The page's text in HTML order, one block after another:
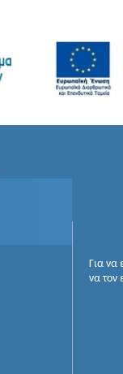
Για να
να τον